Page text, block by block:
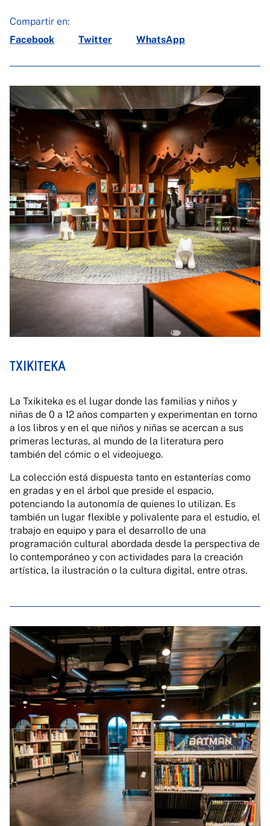
Compartir en:
Facebook
Twitter WhatsApp
TXIKITEKA
La Txikiteka es el lugar donde las familias y niños y
niñas de 0 a 12 años comparten y experimentan en torno
a los libros y en el que niños y niñas se acercan a sus
primeras lecturas, al mundo de la literatura pero
también del cómic o el videojuego.
La colección está dispuesta tanto en estanterías como
en gradas y en el árbol que preside el espacio,
potenciando la autonomía de quienes lo utilizan. Es
también un lugar flexible y polivalente para el estudio, el
trabajo en equipo y para el desarrollo de una
programación cultural abordada desde la perspectiva de
lo contemporáneo y con actividades para la creación
artística, la ilustración o la cultura digital, entre otras.